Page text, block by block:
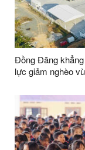
Đồng Đăng
lực giảm nghèo